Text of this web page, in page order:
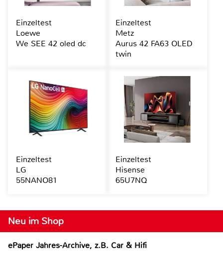
Neu im Shop
ePaper Jahres-Archive, z.B. Car & Hifi
Einzeltest
Loewe
We SEE 42 oled dc
Einzeltest
Metz
Aurus 42 FA63 OLED
twin
Einzeltest
LG
55NANO81
Einzeltest
Hisense
65U7NQ